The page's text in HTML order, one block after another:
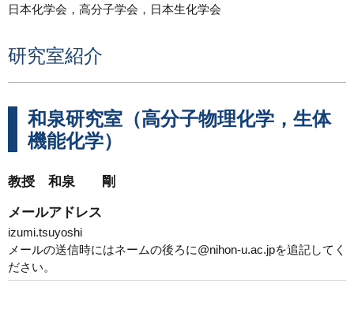
日本化学会，高分子学会，日本生化学会
研究室紹介
和泉研究室（高分子物理化学，生体
機能化学）
教授 和泉 剛
メールアドレス
izumi.tsuyoshi
メールの送信時にはネームの後ろに@nihon-u.ac.jpを追記してく
ださい。